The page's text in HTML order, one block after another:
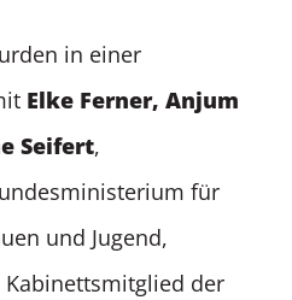
in einer
Elke Ferner, Anjum
Seifert,
für
und Jugend,
Kabinettsmitglied der